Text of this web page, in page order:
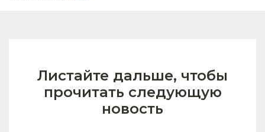
Листайте дальше, чтобы
прочитать следующую
новость